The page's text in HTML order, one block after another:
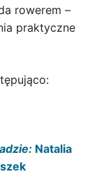
rowerem –
praktyczne
Natalia